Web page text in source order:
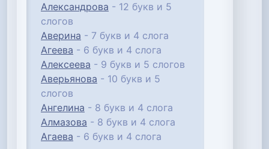
Александрова - 12 букв и 5
слогов
Аверина - 7 букв и 4 слога
Агеева - 6 букв и 4 слога
Алексеева - 9 букв и 5 слогов
Аверьянова - 10 букв и 5
слогов
Ангелина - 8 букв и 4 слога
Алмазова - 8 букв и 4 слога
Агаева - 6 букв и 4 слога